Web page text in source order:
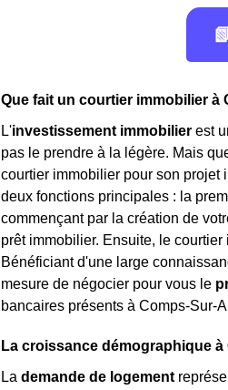
Que fait un courtier immobilier à
L'investissement immobilier est
pas le prendre à la légère. Mais
courtier immobilier pour son projet
deux fonctions principales : la
commençant par la création de
prêt immobilier. Ensuite, le
Bénéficiant d'une large
mesure de négocier pour vous le
bancaires présents à Comps-Sur-
La croissance démographique
La demande de logement